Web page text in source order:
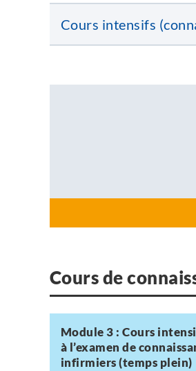
Cours intensifs
Cours de
Module 3 : Cours
à l’examen de
infirmiers (temps plein)